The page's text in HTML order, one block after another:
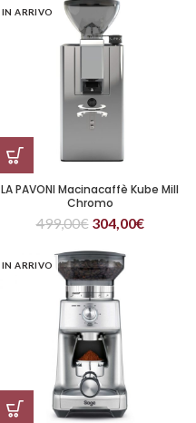
IN ARRIVO
LA PAVONI Macinacaffè Kube Mill
Chromo
499,00€ 304,00€
IN ARRIVO